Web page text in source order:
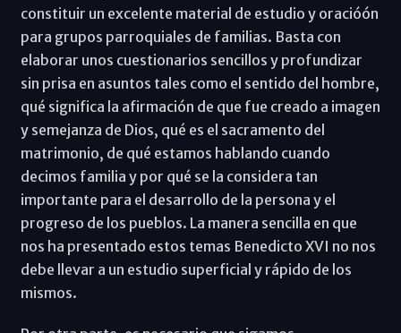
constituir un excelente material de estudio y oracióón
para grupos parroquiales de familias. Basta con
elaborar unos cuestionarios sencillos y profundizar
sin prisa en asuntos tales como el sentido del hombre,
qué significa la afirmación de que fue creado a imagen
y semejanza de Dios, qué es el sacramento del
matrimonio, de qué estamos hablando cuando
decimos familia y por qué se la considera tan
importante para el desarrollo de la persona y el
progreso de los pueblos. La manera sencilla en que
nos ha presentado estos temas Benedicto XVI no nos
debe llevar a un estudio superficial y rápido de los
mismos.